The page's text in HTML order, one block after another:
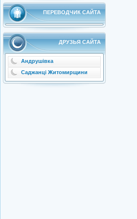
ПЕРЕВОДЧИК САЙТА
ДРУЗЬЯ САЙТА
Андрушівка
Саджанці Житомирщини